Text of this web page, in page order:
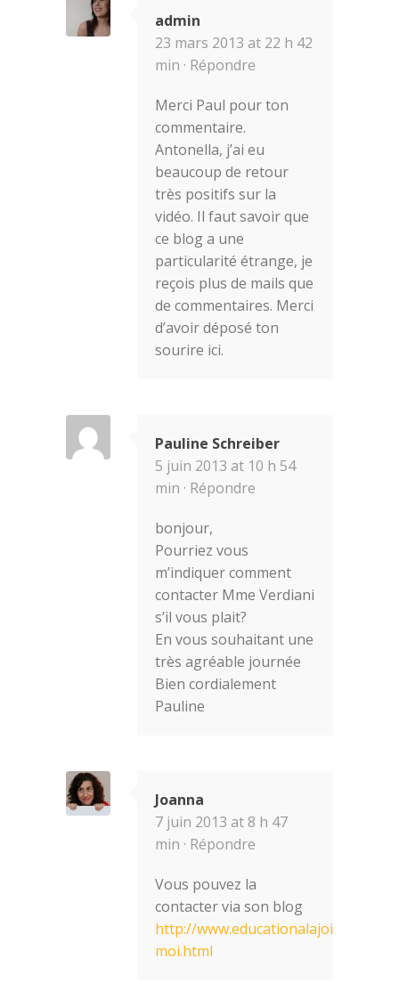
admin
23 mars 2013 at 22 h 42
min · Répondre
Merci Paul pour ton
commentaire.
Antonella, j’ai eu
beaucoup de retour
très positifs sur la
vidéo. Il faut savoir que
ce blog a une
particularité étrange, je
reçois plus de mails que
de commentaires. Merci
d’avoir déposé ton
sourire ici.
Pauline Schreiber
5 juin 2013 at 10 h 54
min · Répondre
bonjour,
Pourriez vous
m’indiquer comment
contacter Mme Verdiani
s’il vous plait?
En vous souhaitant une
très agréable journée
Bien cordialement
Pauline
Joanna
7 juin 2013 at 8 h 47
min · Répondre
Vous pouvez la
contacter via son blog
http://www.educationalajoie.co.....e-
moi.html